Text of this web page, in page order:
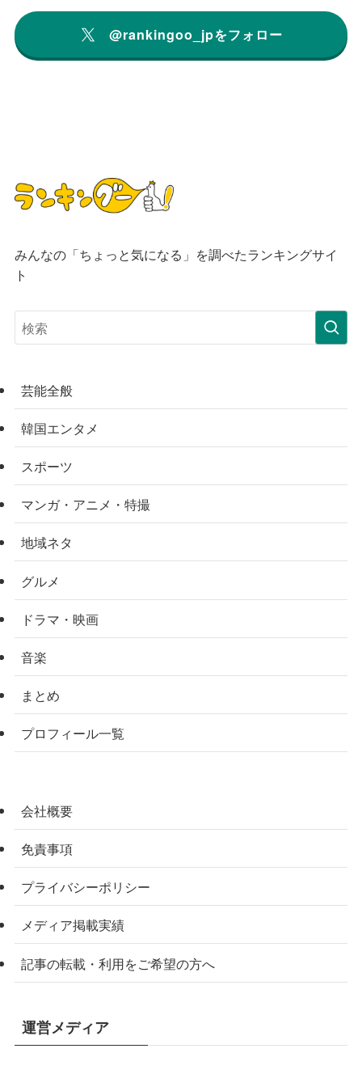
@rankingoo_jpをフォロー
みんなの「ちょっと気になる」を調べたランキングサイ
ト
芸能全般
韓国エンタメ
スポーツ
マンガ・アニメ・特撮
地域ネタ
グルメ
ドラマ・映画
音楽
まとめ
プロフィール一覧
会社概要
免責事項
プライバシーポリシー
メディア掲載実績
記事の転載・利用をご希望の方へ
運営メディア